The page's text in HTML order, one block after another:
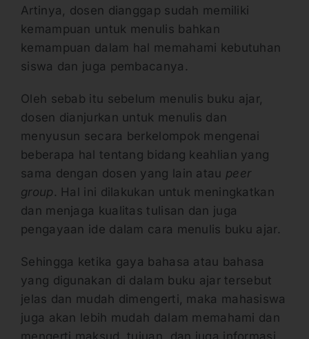
Artinya, dosen dianggap sudah memiliki
kemampuan untuk menulis bahkan
kemampuan dalam hal memahami kebutuhan
siswa dan juga pembacanya.
Oleh sebab itu sebelum menulis buku ajar,
dosen dianjurkan untuk menulis dan
menyusun secara berkelompok mengenai
beberapa hal tentang bidang keahlian yang
sama dengan dosen yang lain atau peer
group . Hal ini dilakukan untuk meningkatkan
dan menjaga kualitas tulisan dan juga
pengayaan ide dalam cara menulis buku ajar.
Sehingga ketika gaya bahasa atau bahasa
yang digunakan di dalam buku ajar tersebut
jelas dan mudah dimengerti, maka mahasiswa
juga akan lebih mudah dalam memahami dan